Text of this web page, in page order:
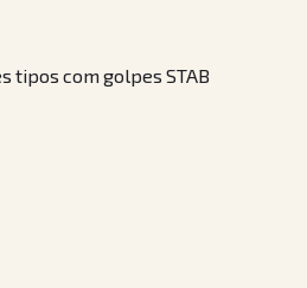
tipos com golpes STAB